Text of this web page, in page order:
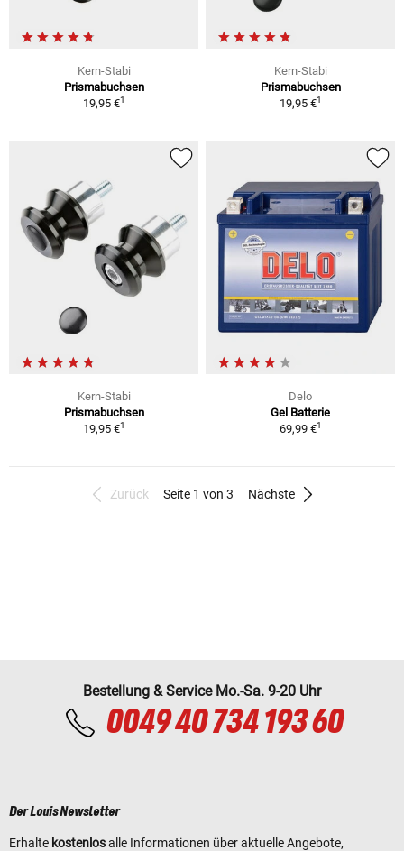
Kern-Stabi
Prismabuchsen
19,95 €1
Kern-Stabi
Prismabuchsen
19,95 €1
Kern-Stabi
Prismabuchsen
19,95 €1
Delo
Gel Batterie
69,99 €1
Zurück Seite 1 von 3 Nächste
Bestellung & Service Mo.-Sa. 9-20 Uhr
0049 40 734 193 60
Der Louis Newsletter
Erhalte kostenlosalle Informationen über aktuelle Angebote,